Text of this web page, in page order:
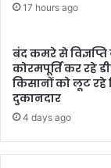
17 hours ago
बंद कमरे से विज्ञप्ति
कोरमपूर्ति कर रहे
किसानों को लूट रहे
दुकानदार
4 days ago